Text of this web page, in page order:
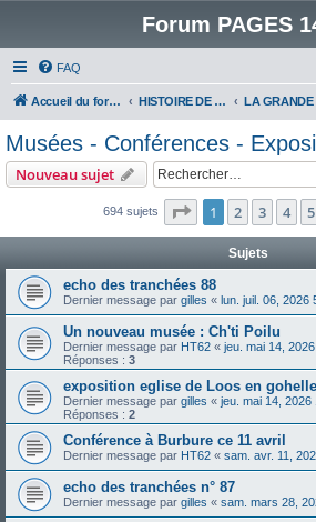
Forum PAGES
FAQ
Accueil du forum HISTOIRE DE LA GRANDE GUERRE
Musées - Conférences -
Nouveau sujet
694 sujets Page 1sur28
1 2 3 4 5
Sujets
echo des tranchées 88
Dernier message par gilles « lun. juil. 06, 2026
Un nouveau musée : Ch'ti Poilu
Dernier message par HT62 « jeu. mai 14,
Réponses : 3
exposition eglise de Loos en gohelle
Dernier message par gilles « jeu. mai 14, 2026
Réponses : 2
Conférence à Burbure ce 11 avril
Dernier message par HT62 « sam. avr. 11,
echo des tranchées n° 87
Dernier message par gilles « sam. mars 28,